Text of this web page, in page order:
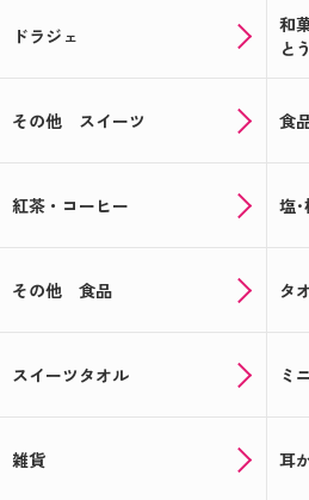
菓子・お酒ギフト～
る！全員もらえるお得なキャン
会えなくても顔見せできる★
帰省の手土産や夏の思い出に
夏に贈って喜ばれる！オリジ
ドラジェ
和
と
その他 スイーツ 食
紅茶・コーヒー 塩･
その他 食品 タ
スイーツタオル ミ
雑貨 耳